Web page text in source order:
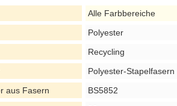
Alle Farbbereiche
Polyester
Recycling
Polyester-Stapelfasern
aus Fasern
BS5852